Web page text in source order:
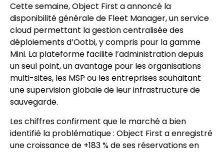
Cette semaine, Object First a annoncé la
disponibilité générale de Fleet Manager, un service
cloud permettant la gestion centralisée des
déploiements d’Ootbi, y compris pour la gamme
Mini. La plateforme facilite l’administration depuis
un seul point, un avantage pour les organisations
multi-sites, les MSP ou les entreprises souhaitant
une supervision globale de leur infrastructure de
sauvegarde.
Les chiffres confirment que le marché a bien
identifié la problématique : Object First a enregistré
une croissance de +183 % de ses réservations en